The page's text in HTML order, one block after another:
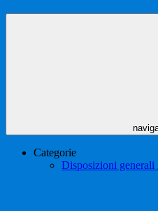
Categorie
Disposizioni generali